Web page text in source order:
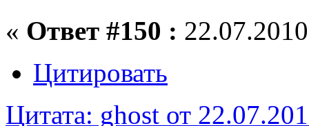
« Ответ #150 :
Цитировать
Цитата: ghost от